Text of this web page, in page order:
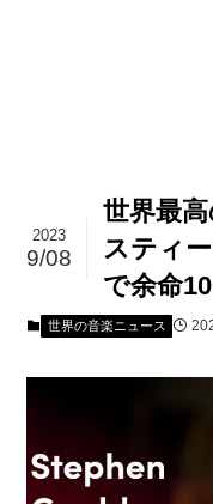
世界最
スティ
で余命
2023
9/08
世界の音楽ニュース